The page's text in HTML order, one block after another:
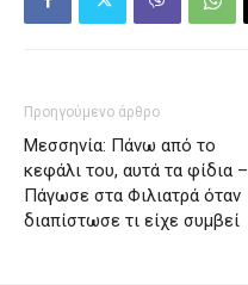
Προηγούμενο άρθρο
Μεσσηνία: Πάνω από το
κεφάλι του, αυτά τα φίδια –
Πάγωσε στα Φιλιατρά όταν
διαπίστωσε τι είχε συμβεί